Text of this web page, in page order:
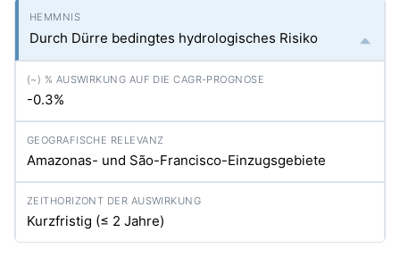
Durch Dürre bedingtes hydrologisches Risiko
-0.3%
Amazonas- und São-Francisco-Einzugsgebiete
Kurzfristig (≤ 2 Jahre)